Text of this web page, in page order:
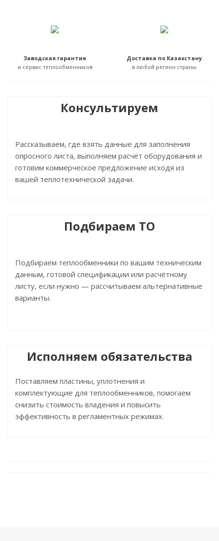
Заводская гарантия
и сервис теплообменников
Доставка по Казахстану
в любой регион страны
Консультируем
Рассказываем, где взять данные для заполнения
опросного листа, выполняем расчёт оборудования и
готовим коммерческое предложение исходя из
вашей теплотехнической задачи.
Подбираем ТО
Подбираем теплообменники по вашим техническим
данным, готовой спецификации или расчётному
листу, если нужно — рассчитываем альтернативные
варианты.
Исполняем обязательства
Поставляем пластины, уплотнения и
комплектующие для теплообменников, помогаем
снизить стоимость владения и повысить
эффективность в регламентных режимах.